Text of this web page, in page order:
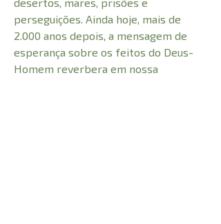
perseguições. Ainda hoje, mais de
2.000 anos depois, a mensagem de
esperança sobre os feitos do Deus-
Homem reverbera em nossa